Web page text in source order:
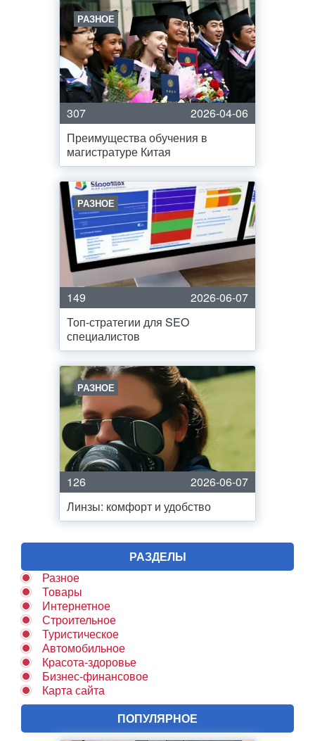
РАЗНОЕ
307
2026-04-06
Преимущества обучения в
магистратуре Китая
РАЗНОЕ
149
2026-06-07
Топ-стратегии для SEO
специалистов
РАЗНОЕ
126
2026-06-07
Линзы: комфорт и удобство
РАЗДЕЛЫ
Разное
Товары
Интернетное
Строительное
Туристическое
Автомобильное
Красота-здоровье
Бизнес-финансовое
Карта сайта
ПОПУЛЯРНОЕ